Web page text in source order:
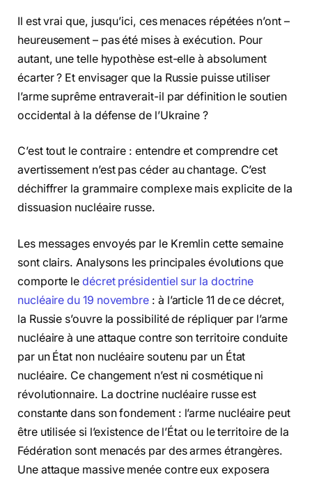
Il est vrai que, jusqu’ici, ces menaces répétées n’ont –
heureusement – pas été mises à exécution. Pour
autant, une telle hypothèse est-elle à absolument
écarter ? Et envisager que la Russie puisse utiliser
l’arme suprême entraverait-il par définition le soutien
occidental à la défense de l’Ukraine ?
C’est tout le contraire : entendre et comprendre cet
avertissement n’est pas céder au chantage. C’est
déchiffrer la grammaire complexe mais explicite de la
dissuasion nucléaire russe.
Les messages envoyés par le Kremlin cette semaine
sont clairs. Analysons les principales évolutions que
comporte ledécret présidentiel sur la doctrine
nucléaire du 19 novembre : à l’article 11 de ce décret,
la Russie s’ouvre la possibilité de répliquer par l’arme
nucléaire à une attaque contre son territoire conduite
par un État non nucléaire soutenu par un État
nucléaire. Ce changement n’est ni cosmétique ni
révolutionnaire. La doctrine nucléaire russe est
constante dans son fondement : l’arme nucléaire peut
être utilisée si l’existence de l’État ou le territoire de la
Fédération sont menacés par des armes étrangères.
Une attaque massive menée contre eux exposera